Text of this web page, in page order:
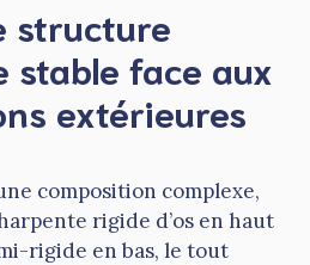
structure
stable face aux
extérieures
composition complexe,
rigide d’os en haut
rigide en bas, le tout